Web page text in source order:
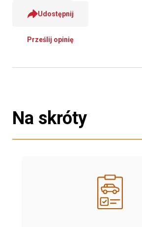
Udostępnij
Prześlij opinię
Na skróty